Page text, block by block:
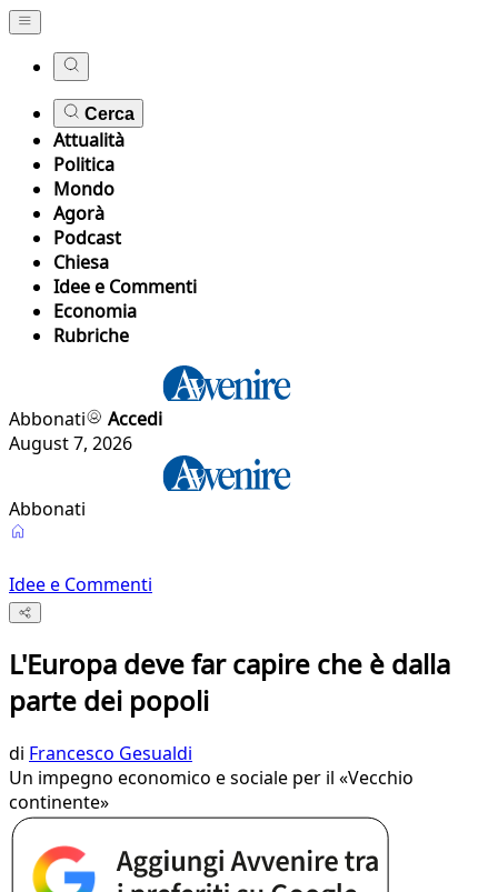
Cerca
Attualità
Politica
Mondo
Agorà
Podcast
Chiesa
Idee e Commenti
Economia
Rubriche
Abbonati
Accedi
August 7, 2026
Abbonati
Idee e Commenti
L'Europa deve far capire che è dalla
parte dei popoli
di Francesco Gesualdi
Un impegno economico e sociale per il «Vecchio
continente»